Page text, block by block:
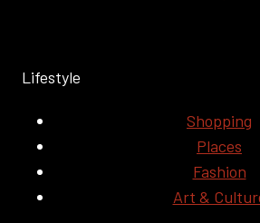
Lifestyle
Shopping
Places
Fashion
Art &